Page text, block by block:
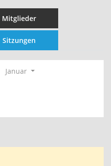
Mitglieder
Sitzungen
Januar